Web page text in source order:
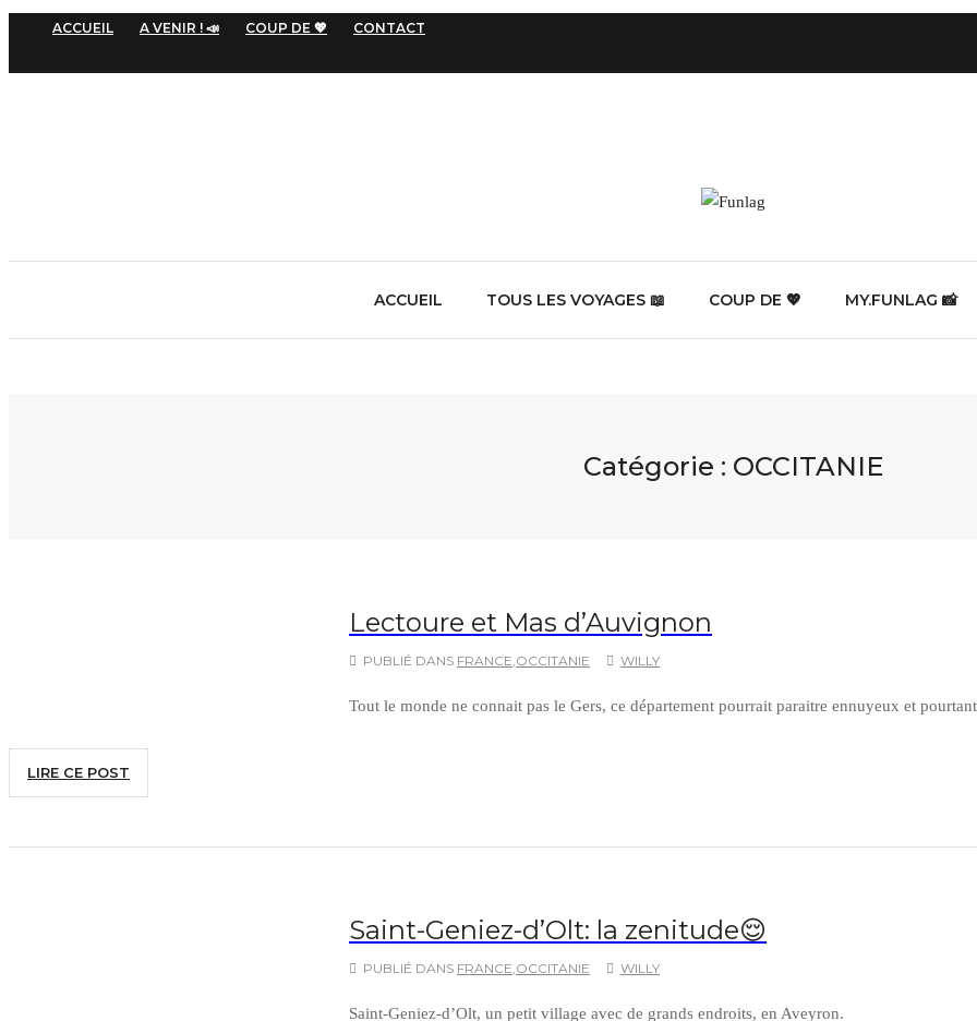
ACCUEIL A VENIR ! 📣 COUP DE 💖 CONTACT
ACCUEIL TOUS LES VOYAGES 📖 COUP DE 💖 MY.FUNLAG 📸​
Catégorie : OCCITANIE
Lectoure et Mas d’Auvignon
PUBLIÉ DANS FRANCE,OCCITANIE WILLY
Tout le monde ne connait pas le Gers, ce département pourrait paraitre ennuyeux et
LIRE CE POST
Saint-Geniez-d’Olt: la zenitude😌
PUBLIÉ DANS FRANCE,OCCITANIE WILLY
Saint-Geniez-d’Olt, un petit village avec de grands endroits, en Aveyron.